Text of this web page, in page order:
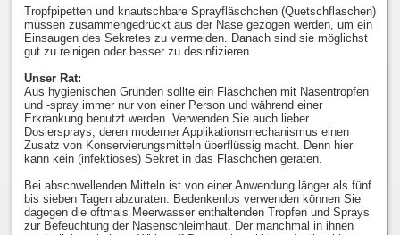
Tropfpipetten und knautschbare Sprayfläschchen (Quetschflaschen)
müssen zusammengedrückt aus der Nase gezogen werden, um ein
Einsaugen des Sekretes zu vermeiden. Danach sind sie möglichst
gut zu reinigen oder besser zu desinfizieren.
Unser Rat:
Aus hygienischen Gründen sollte ein Fläschchen mit Nasentropfen
und -spray immer nur von einer Person und während einer
Erkrankung benutzt werden. Verwenden Sie auch lieber
Dosiersprays, deren moderner Applikationsmechanismus einen
Zusatz von Konservierungsmitteln überflüssig macht. Denn hier
kann kein (infektiöses) Sekret in das Fläschchen geraten.
Bei abschwellenden Mitteln ist von einer Anwendung länger als fünf
bis sieben Tagen abzuraten. Bedenkenlos verwenden können Sie
dagegen die oftmals Meerwasser enthaltenden Tropfen und Sprays
zur Befeuchtung der Nasenschleimhaut. Der manchmal in ihnen